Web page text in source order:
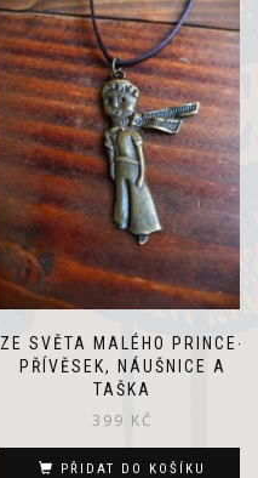
ZE SVĚTA MALÉHO PRINCE-
PŘÍVĚSEK, NÁUŠNICE A
TAŠKA
399 KČ
PŘIDAT DO KOŠÍKU